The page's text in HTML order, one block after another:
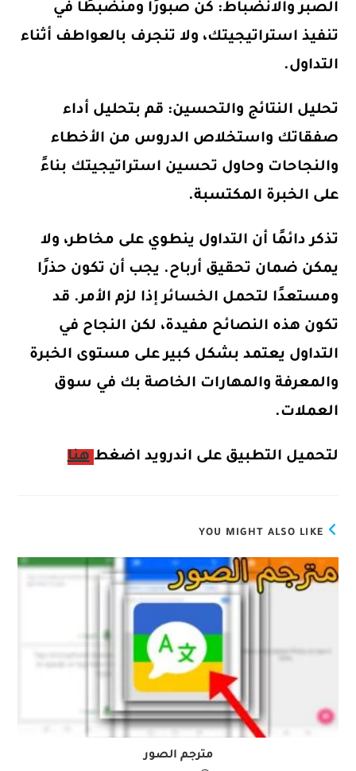
الصبر والانضباط: كن صبورًا ومنضبطًا في
تنفيذ استراتيجيتك، ولا تنجرف بالعواطف أثناء
التداول.
تحليل النتائج والتحسين: قم بتحليل أداء
صفقاتك واستخلاص الدروس من الأخطاء
والنجاحات وحاول تحسين استراتيجيتك بناءً
على الخبرة المكتسبة.
تذكر دائمًا أن التداول ينطوي على مخاطر، ولا
يمكن ضمان تحقيق أرباح. يجب أن تكون حذرًا
ومستعدًا لتحمل الخسائر إذا لزم الأمر. قد
تكون هذه النصائح مفيدة، لكن النجاح في
التداول يعتمد بشكل كبير على مستوى الخبرة
والمعرفة والمهارات الخاصة بك في سوق
العملات.
لتحميل التطبيق على اندرويد اضغط هنا
YOU MIGHT ALSO LIKE
مترجم الصور